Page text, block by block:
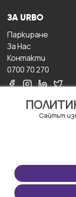
Сайтът
ЗА URBO
Паркиране
За Hас
Контакти
0700 70 270
ПОЛЗВАНЕ
Правила и
ползване